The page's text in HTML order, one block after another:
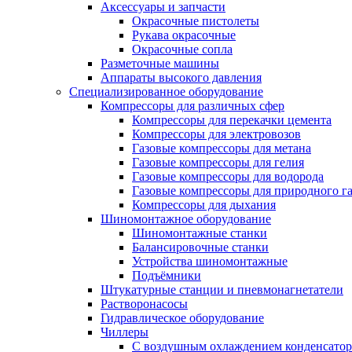
Аксессуары и запчасти
Окрасочные пистолеты
Рукава окрасочные
Окрасочные сопла
Разметочные машины
Аппараты высокого давления
Специализированное оборудование
Компрессоры для различных сфер
Компрессоры для перекачки цемента
Компрессоры для электровозов
Газовые компрессоры для метана
Газовые компрессоры для гелия
Газовые компрессоры для водорода
Газовые компрессоры для природного
Компрессоры для дыхания
Шиномонтажное оборудование
Шиномонтажные станки
Балансировочные станки
Устройства шиномонтажные
Подъёмники
Штукатурные станции и пневмонагнетатели
Растворонасосы
Гидравлическое оборудование
Чиллеры
С воздушным охлаждением